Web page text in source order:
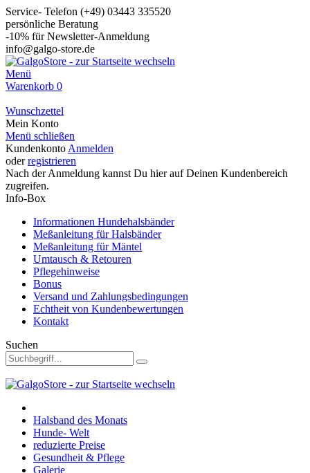
Service- Telefon (+49) 03443 335520
persönliche Beratung
-10% für Newsletter-Anmeldung
info@galgo-store.de
Menü
Warenkorb 0
Wunschzettel
Mein Konto
Menü schließen
Kundenkonto Anmelden
oderregistrieren
Nach der Anmeldung kannst Du hier auf Deinen Kundenbereich
zugreifen.
Info-Box
Informationen Hundehalsbänder
Meßanleitung für Halsbänder
Meßanleitung für Mäntel
Umtausch & Retouren
Pflegehinweise
Bonus
Versand und Zahlungsbedingungen
Echtheit von Kundenbewertungen
Kontakt
Suchen
Halsband des Monats
Hunde- Welt
reduzierte Preise
Gesundheit & Pflege
Galerie